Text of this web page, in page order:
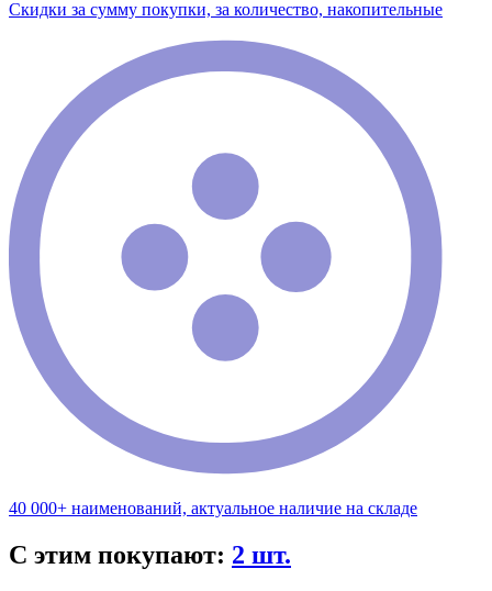
Скидки за сумму покупки, за количество, накопительные
40 000+ наименований, актуальное наличие на складе
С этим покупают: 2 шт.